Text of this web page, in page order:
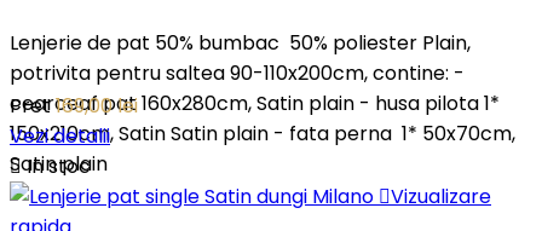
Lenjerie de pat 50% bumbac 50% poliester Plain,
potrivita pentru saltea 90-110x200cm, contine: -
cearceaf pat 160x280cm, Satin plain - husa pilota 1*
150x210cm, Satin Satin plain - fata perna 1* 50x70cm,
Satin plain
Pret169,00 lei
Vezi detalii
In stoc
Vizualizare